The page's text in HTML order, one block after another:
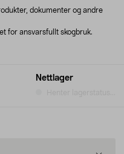
Nettlager
dokumenter og andre
for ansvarsfullt skogbruk.